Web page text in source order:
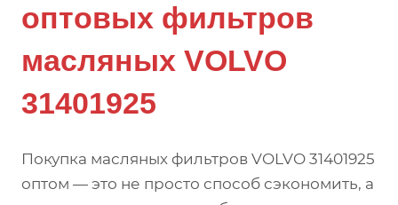
оптовых фильтров
масляных VOLVO
31401925
Покупка масляных фильтров VOLVO 31401925
оптом — это не просто способ сэкономить, а